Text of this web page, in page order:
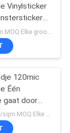
Vinylsticker
120mic
Één
gaat door
voor
0.85-0.95 usd/sqm MOQ:Elke grootte 5 broodjes